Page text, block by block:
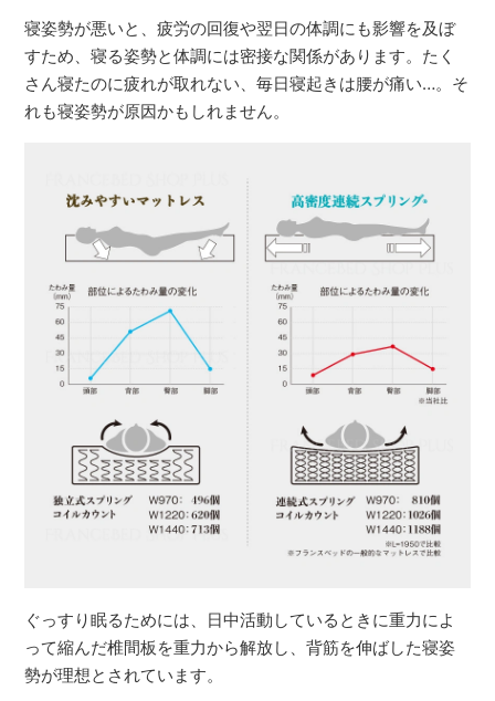
寝姿勢が悪いと、疲労の回復や翌日の体調にも影響を及ぼ
すため、寝る姿勢と体調には密接な関係があります。たく
さん寝たのに疲れが取れない、毎日寝起きは腰が痛い…。そ
れも寝姿勢が原因かもしれません。
ぐっすり眠るためには、日中活動しているときに重力によ
って縮んだ椎間板を重力から解放し、背筋を伸ばした寝姿
勢が理想とされています。